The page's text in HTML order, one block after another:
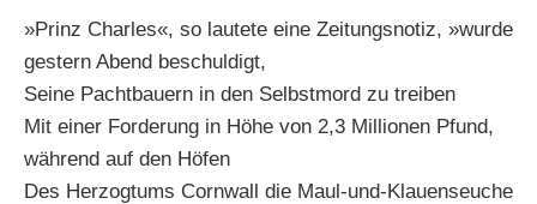
»Prinz Charles«, so lautete eine Zeitungsnotiz, »wurde
gestern Abend beschuldigt,
Seine Pachtbauern in den Selbstmord zu treiben
Mit einer Forderung in Höhe von 2,3 Millionen Pfund,
während auf den Höfen
Des Herzogtums Cornwall die Maul-und-Klauenseuche